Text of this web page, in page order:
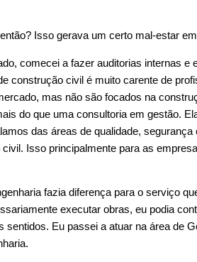
Isso gerava um certo mal-estar
comecei a fazer auditorias internas e
construção civil é muito carente de
mas não são focados na
do que uma consultoria em gestão.
das áreas de qualidade,
Isso principalmente para as
fazia diferença para o serviço
executar obras, eu podia
Eu passei a atuar na área de